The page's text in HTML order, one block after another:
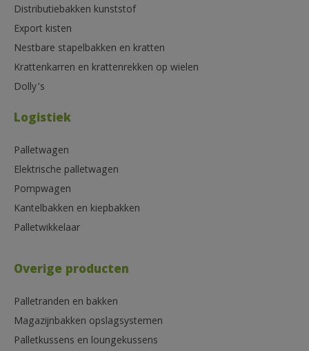
Distributiebakken kunststof
Export kisten
Nestbare stapelbakken en kratten
Krattenkarren en krattenrekken op wielen
Dolly’s
Logistiek
Palletwagen
Elektrische palletwagen
Pompwagen
Kantelbakken en kiepbakken
Palletwikkelaar
Overige producten
Palletranden en bakken
Magazijnbakken opslagsystemen
Palletkussens en loungekussens